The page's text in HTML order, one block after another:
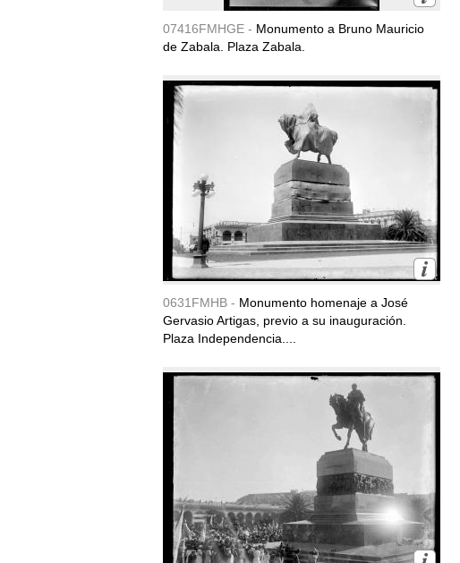
07416FMHGE - Monumento a Bruno Mauricio
de Zabala. Plaza Zabala.
0631FMHB - Monumento homenaje a José
Gervasio Artigas, previo a su inauguración.
Plaza Independencia....